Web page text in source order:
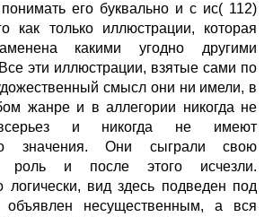
его буквально и с ис( 112)
как только иллюстрации, которая
какими угодно другими
эти иллюстрации, взятые сами по
смысл они ни имели, в
жанре и в аллегории никогда не
и никогда не имеют
значения. Они сыграли свою
роль и после этого исчезли.
логически, вид здесь подведен под
несущественным, а вся